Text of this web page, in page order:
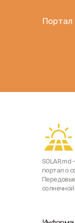
Портал
портал о
солнечной